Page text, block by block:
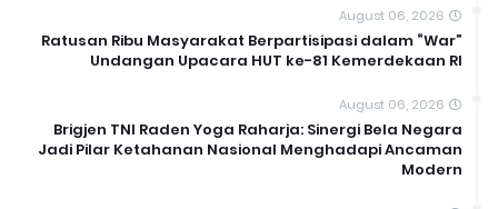
August 06, 2026
Ratusan Ribu Masyarakat Berpartisipasi dalam “War”
Undangan Upacara HUT ke-81 Kemerdekaan RI
August 06, 2026
Brigjen TNI Raden Yoga Raharja: Sinergi Bela Negara
Jadi Pilar Ketahanan Nasional Menghadapi Ancaman
Modern